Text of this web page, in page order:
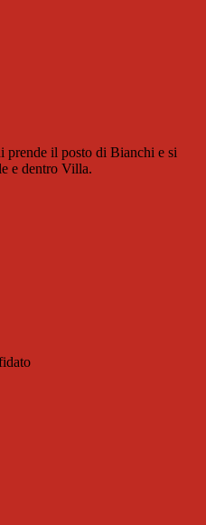
prende il posto di Bianchi e si
e dentro Villa.